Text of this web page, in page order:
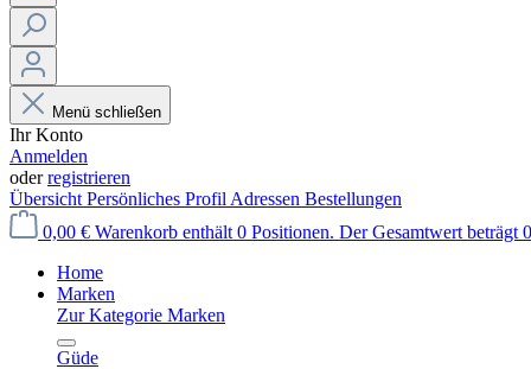
Menü schließen
Ihr Konto
Anmelden
oderregistrieren
Übersicht Persönliches Profil Adressen Bestellungen
0,00 € Warenkorb enthält 0 Positionen. Der Gesamtwert beträgt
Home
Marken
Zur Kategorie Marken
Güde